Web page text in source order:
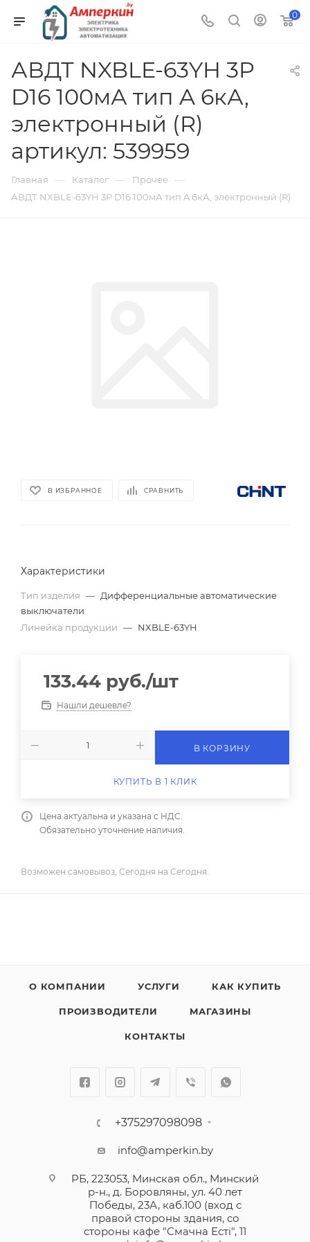
0
АВДТ NXBLE-63YH 3P
D16 100мА тип A 6кА,
электронный (R)
артикул: 539959
Главная — Каталог — Прочее —
АВДТ NXBLE-63YH 3P D16 100мА тип A 6кА, электронный (R)
В ИЗБРАННОЕ СРАВНИТЬ
Характеристики
Тип изделия — Дифференциальные автоматические
выключатели
Линейка продукции — NXBLE-63YH
133.44 руб./шт
Нашли дешевле?
В КОРЗИНУ
КУПИТЬ В 1 КЛИК
Цена актуальна и указана с НДС.
Обязательно уточнение наличия.
Возможен самовывоз, Сегодня на Сегодня.
О КОМПАНИИ УСЛУГИ КАК КУПИТЬ
ПРОИЗВОДИТЕЛИ МАГАЗИНЫ
КОНТАКТЫ
+375297098098
info@amperkin.by
РБ, 223053, Минская обл., Минский
р-н., д. Боровляны, ул. 40 лет
Победы, 23А, каб.100 (вход с
правой стороны здания, со
стороны кафе "Смачна Естi", 11